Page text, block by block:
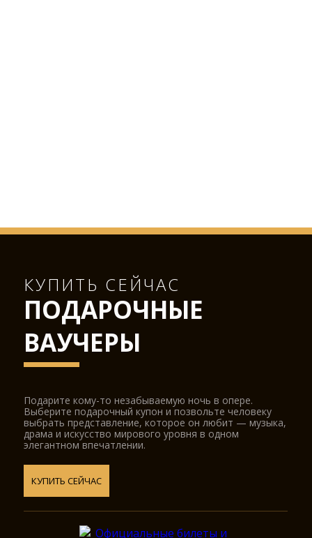
КУПИТЬ СЕЙЧАС
ПОДАРОЧНЫЕ
ВАУЧЕРЫ
Подарите кому-то незабываемую ночь в опере.
Выберите подарочный купон и позвольте человеку
выбрать представление, которое он любит — музыка,
драма и искусство мирового уровня в одном
элегантном впечатлении.
КУПИТЬ СЕЙЧАС